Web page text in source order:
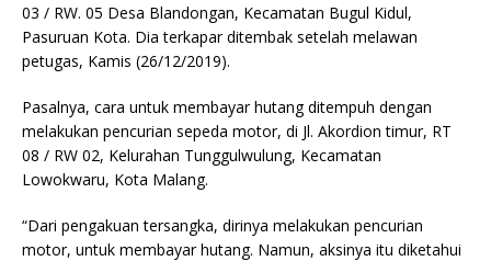
03 / RW. 05 Desa Blandongan, Kecamatan Bugul Kidul,
Pasuruan Kota. Dia terkapar ditembak setelah melawan
petugas, Kamis (26/12/2019).
Pasalnya, cara untuk membayar hutang ditempuh dengan
melakukan pencurian sepeda motor, di Jl. Akordion timur, RT
08 / RW 02, Kelurahan Tunggulwulung, Kecamatan
Lowokwaru, Kota Malang.
“Dari pengakuan tersangka, dirinya melakukan pencurian
motor, untuk membayar hutang. Namun, aksinya itu diketahui